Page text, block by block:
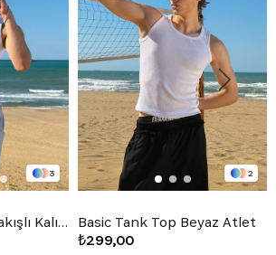
3
Flaw Atelier Sırt Nakışlı Kalın Kumaş Top Tank Atlet
2
Basic Tank Top Beyaz Atlet
₺299,00